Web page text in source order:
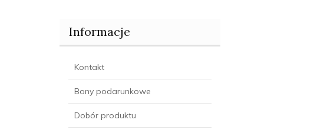
Informacje
Kontakt
Bony podarunkowe
Dobór produktu